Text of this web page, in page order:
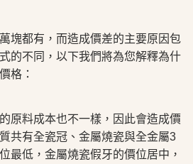
塊都有，而造成價差的主要原因包
的不同，以下我們將為您解釋為什
格：
原料成本也不一樣，因此會造成價
共有全瓷冠、金屬燒瓷與全金屬3
最低，金屬燒瓷假牙的價位居中，